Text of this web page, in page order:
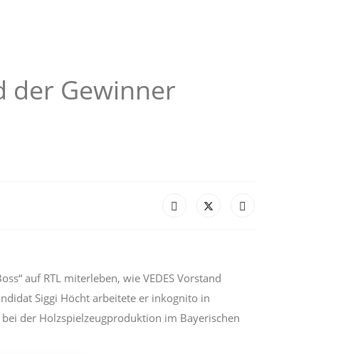
der Gewinner
auf RTL miterleben, wie VEDES Vorstand
Siggi Höcht arbeitete er inkognito in
der Holzspielzeugproduktion im Bayerischen